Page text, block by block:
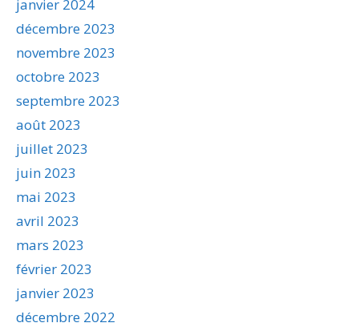
janvier 2024
décembre 2023
novembre 2023
octobre 2023
septembre 2023
août 2023
juillet 2023
juin 2023
mai 2023
avril 2023
mars 2023
février 2023
janvier 2023
décembre 2022